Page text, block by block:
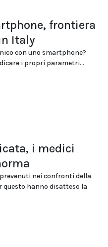
frontiera
Italy
con uno smartphone?
i propri parametri...
i medici
nei confronti della
questo hanno disatteso la